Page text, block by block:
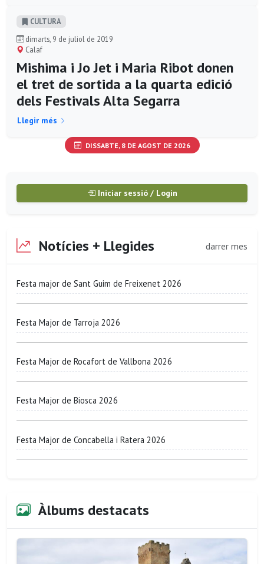
CULTURA
dimarts, 9 de juliol de 2019
Calaf
Mishima i Jo Jet i Maria Ribot donen
el tret de sortida a la quarta edició
dels Festivals Alta Segarra
Llegir més
DISSABTE, 8 DE AGOST DE 2026
Iniciar sessió / Login
Notícies + Llegides darrer mes
Festa major de Sant Guim de Freixenet 2026
Festa Major de Tarroja 2026
Festa Major de Rocafort de Vallbona 2026
Festa Major de Biosca 2026
Festa Major de Concabella i Ratera 2026
Àlbums destacats